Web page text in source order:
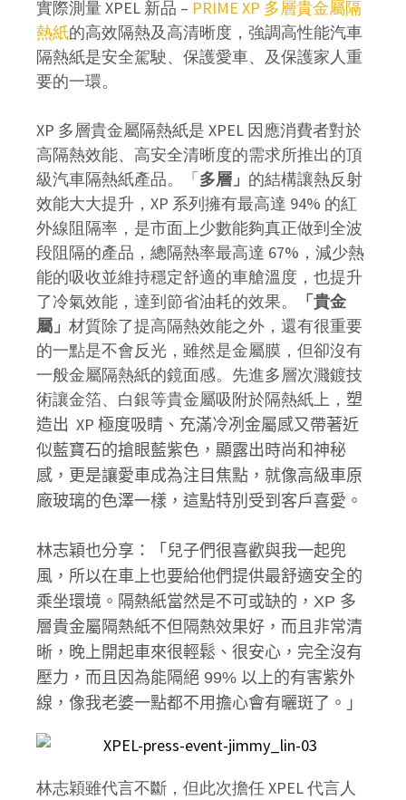
實際測量 XPEL 新品 – PRIME XP 多層貴金屬隔
熱紙的高效隔熱及高清晰度，強調高性能汽車
隔熱紙是安全駕駛、保護愛車、及保護家人重
要的一環。
XP 多層貴金屬隔熱紙是 XPEL 因應消費者對於
高隔熱效能、高安全清晰度的需求所推出的頂
級汽車隔熱紙產品。「多層」 的結構讓熱反射
效能大大提升，XP 系列擁有最高達 94% 的紅
外線阻隔率，是市面上少數能夠真正做到全波
段阻隔的產品，總隔熱率最高達 67%，減少熱
能的吸收並維持穩定舒適的車艙溫度，也提升
了冷氣效能，達到節省油耗的效果。
「貴金
屬」 材質除了提高隔熱效能之外，還有很重要
的一點是不會反光，雖然是金屬膜，但卻沒有
一般金屬隔熱紙的鏡面感。先進多層次濺鍍技
術讓金箔、白銀等貴金屬吸附於隔熱紙上， 塑
造出 XP 極度吸睛、充滿冷冽金屬感又帶著近
似藍寶石的搶眼藍紫色，顯露出時尚和神秘
感，更是讓愛車成為注目焦點，就像高級車原
廠玻璃的色澤一樣，這點特別受到客戶喜愛。
林志穎也分享：「兒子們很喜歡與我一起兜
風，所以在車上也要給他們提供最舒適安全的
乘坐環境。隔熱紙當然是不可或缺的，XP 多
層貴金屬隔熱紙不但隔熱效果好，而且非常清
晰，晚上開起車來很輕鬆、很安心，完全沒有
壓力，而且因為能隔絕 99% 以上的有害紫外
線，像我老婆一點都不用擔心會有曬斑了。」
林志穎雖代言不斷，但此次擔任 XPEL 代言人